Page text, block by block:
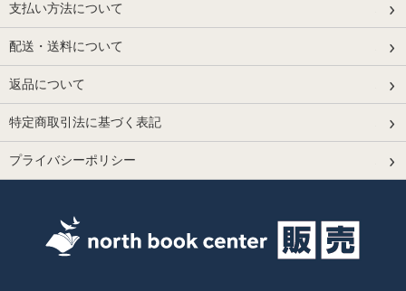
支払い方法について
配送・送料について
返品について
特定商取引法に基づく表記
プライバシーポリシー